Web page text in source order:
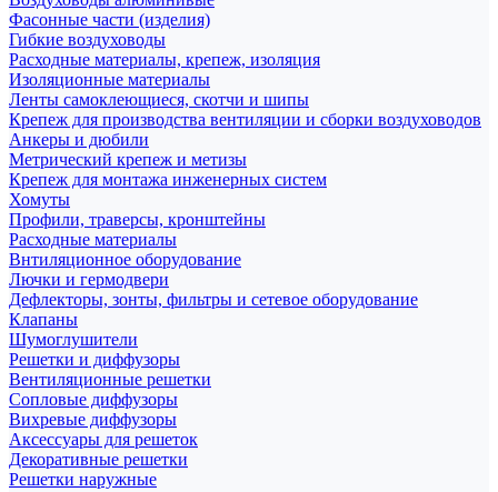
Фасонные части (изделия)
Гибкие воздуховоды
Расходные материалы, крепеж, изоляция
Изоляционные материалы
Ленты самоклеющиеся, скотчи и шипы
Крепеж для производства вентиляции и сборки воздуховодов
Анкеры и дюбили
Метрический крепеж и метизы
Крепеж для монтажа инженерных систем
Хомуты
Профили, траверсы, кронштейны
Расходные материалы
Внтиляционное оборудование
Лючки и гермодвери
Дефлекторы, зонты, фильтры и сетевое оборудование
Клапаны
Шумоглушители
Решетки и диффузоры
Вентиляционные решетки
Сопловые диффузоры
Вихревые диффузоры
Аксессуары для решеток
Декоративные решетки
Решетки наружные